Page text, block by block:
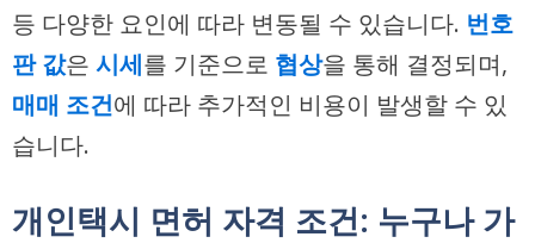
등 다양한 요인에 따라 변동될 수 있습니다. 번호
판 값은 시세를 기준으로 협상을 통해 결정되며,
매매 조건에 따라 추가적인 비용이 발생할 수 있
습니다.
개인택시 면허 자격 조건: 누구나 가